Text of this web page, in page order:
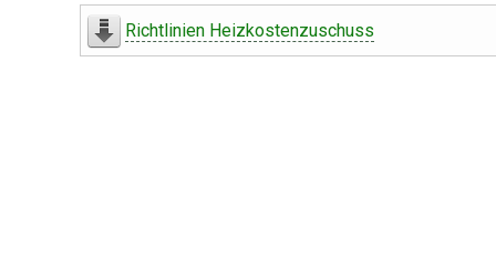
Richtlinien Heizkostenzuschuss